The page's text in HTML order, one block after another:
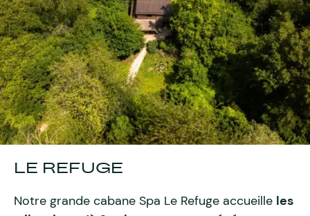
LE REFUGE
Notre grande cabane Spa Le Refuge accueille les